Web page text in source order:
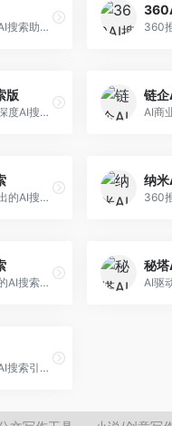
阿里推出的AI搜索助手，专注于智能信息获取。面向普通用户，提供智能搜索、内容整理、知识问答等服务，与阿里生态深度整合。
版
百度推出的深度AI搜索引擎，整合百度知识图谱。面向中文用户，提供智能问答、知识探索、内容生成等服务，知识覆盖面广。
链企
昆仑万维推出的AI搜索引擎，整合大模型与搜索能力。面向普通用户，提供智能问答、深度搜索、内容整理等服务，中文搜索体验好。
纳
支持多模型的AI搜索引擎，整合多种大模型能力。面向AI爱好者，提供多模型搜索、答案对比、深度分析等服务，模型选择灵活。
秘
知乎推出的AI搜索引擎，专注于知识问答场景。面向知识获取者，提供知乎内容搜索、智能问答、知识整理等服务，专业知识丰富。